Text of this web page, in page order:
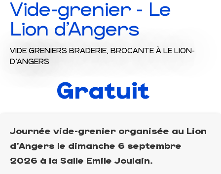
Vide-grenier - Le
Lion d'Angers
VIDE GRENIERS BRADERIE, BROCANTE À LE LION-
D'ANGERS
Gratuit
Journée vide-grenier organisée au Lion
d'Angers le dimanche 6 septembre
2026 à la Salle Emile Joulain.